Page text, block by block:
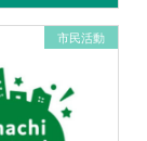
市民活動